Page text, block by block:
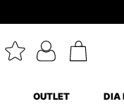
OUTLET DIA